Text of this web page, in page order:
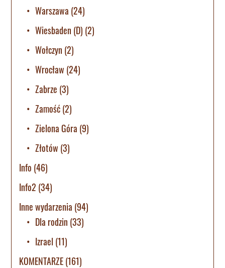
Warszawa (24)
Wiesbaden (D) (2)
Wołczyn (2)
Wrocław (24)
Zabrze (3)
Zamość(2)
Zielona Góra (9)
Złotów (3)
Info (46)
Info2 (34)
Inne wydarzenia (94)
Dla rodzin (33)
Izrael (11)
KOMENTARZE(161)